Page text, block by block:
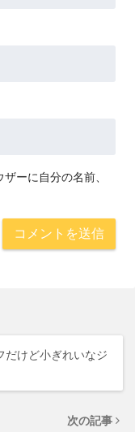
ーに自分の名前、
だけど小ぎれいなジ
次の記事